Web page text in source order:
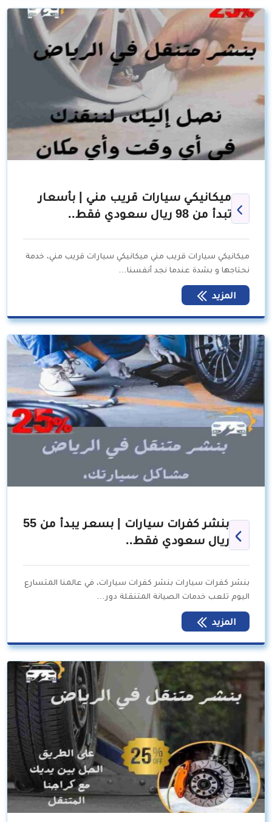
ميكانيكي سيارات قريب مني | بأسعار
تبدأ من 98 ريال سعودي فقط..
ميكانيكي سيارات قريب مني ميكانيكي سيارات قريب مني، خدمة
نحتاجها و بشدة عندما نجد أنفسنا…
المزيد
بنشر كفرات سيارات | بسعر يبدأ من 55
ريال سعودي فقط..
بنشر كفرات سيارات بنشر كفرات سيارات، في عالمنا المتسارع
اليوم تلعب خدمات الصيانة المتنقلة دور…
المزيد